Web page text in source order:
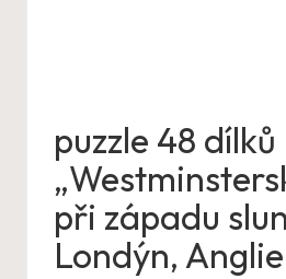
puzzle 48 dílků
při západu
Londýn,